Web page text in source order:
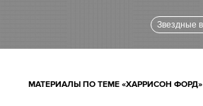
Звездные
МАТЕРИАЛЫ ПО ТЕМЕ «ХАРРИСОН ФОРД»